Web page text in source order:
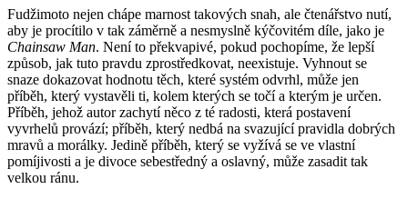
Fudžimoto nejen chápe marnost takových snah, ale čtenářstvo nutí,
aby je procítilo v tak záměrně a nesmyslně kýčovitém díle, jako je
Chainsaw Man. Není to překvapivé, pokud pochopíme, že lepší
způsob, jak tuto pravdu zprostředkovat, neexistuje. Vyhnout se
snaze dokazovat hodnotu těch, které systém odvrhl, může jen
příběh, který vystavěli ti, kolem kterých se točí a kterým je určen.
Příběh, jehož autor zachytí něco z té radosti, která postavení
vyvrhelů provází; příběh, který nedbá na svazující pravidla dobrých
mravů a morálky. Jedině příběh, který se vyžívá se ve vlastní
pomíjivosti a je divoce sebestředný a oslavný, může zasadit tak
velkou ránu.